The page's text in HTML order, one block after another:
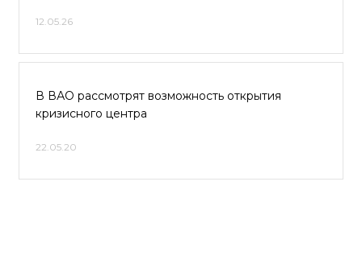
12.05.26
В ВАО рассмотрят возможность открытия
кризисного центра
22.05.20